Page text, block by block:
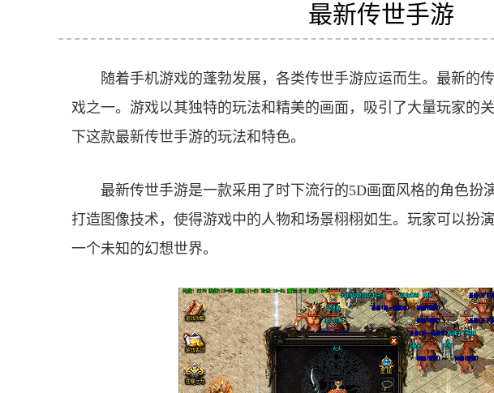
最新传世手游
随着手机游戏的蓬勃发展，各类传世手游应运而生。最新的
戏之一。游戏以其独特的玩法和精美的画面，吸引了大量玩家的
下这款最新传世手游的玩法和特色。
最新传世手游是一款采用了时下流行的5D画面风格的角色扮
打造图像技术，使得游戏中的人物和场景栩栩如生。玩家可以扮
一个未知的幻想世界。